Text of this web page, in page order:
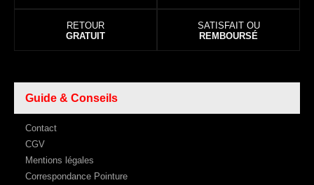
RETOUR
GRATUIT
SATISFAIT OU
REMBOURSÉ
Guide & Conseils
Contact
CGV
Mentions légales
Correspondance Pointure